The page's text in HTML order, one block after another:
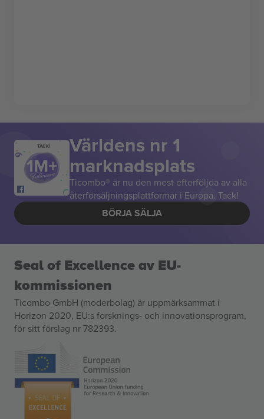
TACK! Världens nr 1
marknadsplats
Ticombo® är nu den mest efterföljda av alla
återförsäljningsplattformar i Europa. Tack!
BÖRJA SÄLJA
Seal of Excellence av EU-
kommissionen
Ticombo GmbH (moderbolag) är uppmärksammat i
Horizon 2020, EU:s forsknings- och innovationsprogram,
för sitt förslag nr 782393.